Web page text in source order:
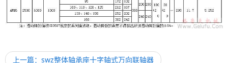
上一篇：swz整体轴承座十字轴式万向联轴器